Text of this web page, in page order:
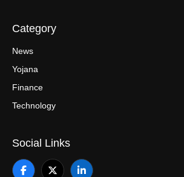
Category
News
Yojana
Finance
Technology
Social Links